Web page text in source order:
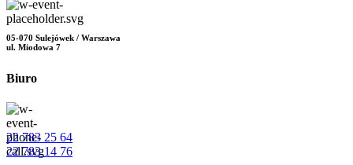
05-070 Sulejówek / Warszawa
ul. Miodowa 7
Biuro
22 783 25 64
22 783 14 76